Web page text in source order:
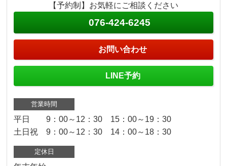
【予約制】お気軽にご相談ください
076-424-6245
お問い合わせ
LINE予約
営業時間
平日 9：00～12：30 15：00～19：30
土日祝 9：00～12：30 14：00～18：30
定休日